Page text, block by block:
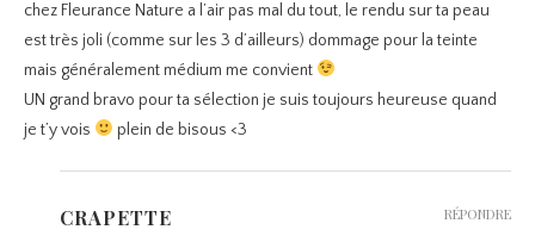
chez Fleurance Nature a l’air pas mal du tout, le rendu sur ta peau
est très joli (comme sur les 3 d’ailleurs) dommage pour la teinte
mais généralement médium me convient
UN grand bravo pour ta sélection je suis toujours heureuse quand
je t’y vois
plein de bisous <3
CRAPETTE RÉPONDRE